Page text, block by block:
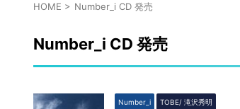
HOME > Number_i CD 発売
Number_i CD 発売
Number_i TOBE/ 滝沢秀明